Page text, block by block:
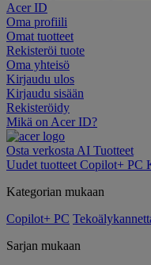
Acer ID
Oma profiili
Omat tuotteet
Rekisteröi tuote
Oma yhteisö
Kirjaudu ulos
Kirjaudu sisään
Rekisteröidy
Mikä on Acer ID?
Osta verkosta AI Tuotteet
Uudet tuotteet Copilot+ PC
Kategorian mukaan
Copilot+ PC
Sarjan mukaan